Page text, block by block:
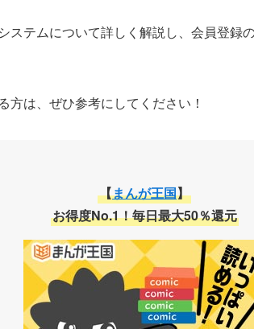
ステムについて詳しく解説し、会員登録
方は、ぜひ参考にしてください！
【まんが王国】
お得度No.1！毎日最大50％還元